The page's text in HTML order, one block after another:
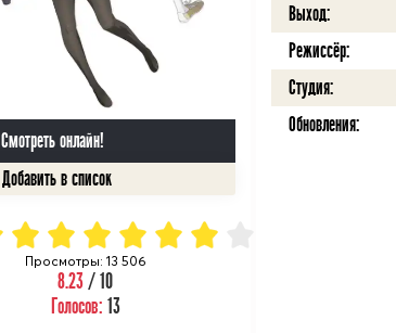
Смотреть онлайн!
Просмотры: 13 506
8.23/ 10
Голосов: 13
Выход:
Режиссёр:
Студия:
Обновления: